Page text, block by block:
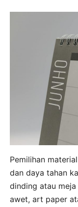
Pemilihan
dan daya tahan
dinding atau
awet, art paper